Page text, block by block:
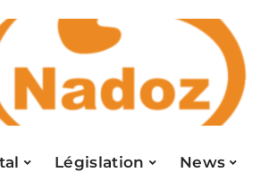
Législation News